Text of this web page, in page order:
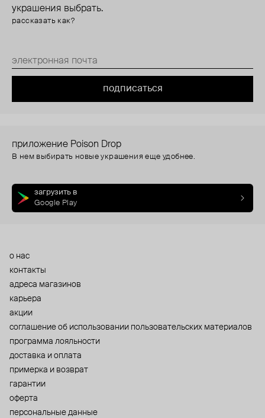
украшения выбрать.
рассказать как?
подписаться
приложение Poison Drop
В нем выбирать новые украшения еще удобнее.
загрузить в
Google Play
о нас
контакты
адреса магазинов
карьера
акции
cоглашение об использовании пользовательских материалов
программа лояльности
доставка и оплата
примерка и возврат
гарантии
оферта
персональные данные